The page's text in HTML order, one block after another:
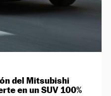
del Mitsubishi
en un SUV 100%